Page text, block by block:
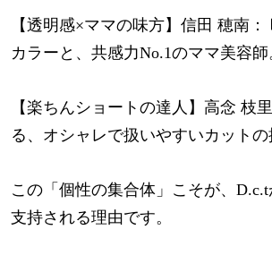
【透明感×ママの味方】信田 穂南
カラーと、共感力No.1のママ美容師
【楽ちんショートの達人】高念 枝
る、オシャレで扱いやすいカットの
この「個性の集合体」こそが、
支持される理由です。